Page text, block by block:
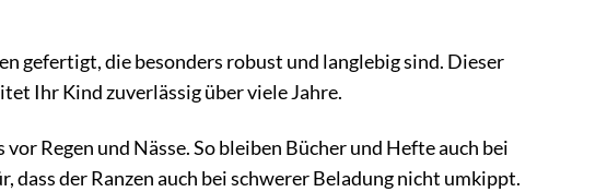
gefertigt, die besonders robust und langlebig sind. Dieser
Ihr Kind zuverlässig über viele Jahre.
Regen und Nässe. So bleiben Bücher und Hefte auch bei
der Ranzen auch bei schwerer Beladung nicht umkippt.